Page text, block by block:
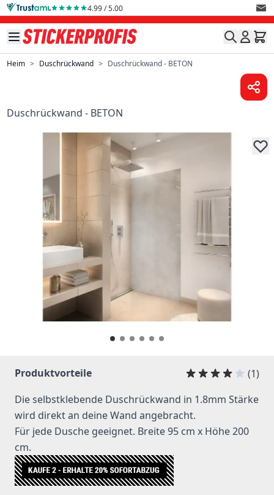
Direkt zum Inhalt 4.99 / 5.00
Heim > Duschrückwand > Duschrückwand - BETON
Duschrückwand - BETON
Produktvorteile
(1)
Die selbstklebende Duschrückwand in 1.8mm Stärke
wird direkt an deine Wand angebracht.
Für jede Dusche geeignet. Breite 95 cm x Höhe 200
cm.